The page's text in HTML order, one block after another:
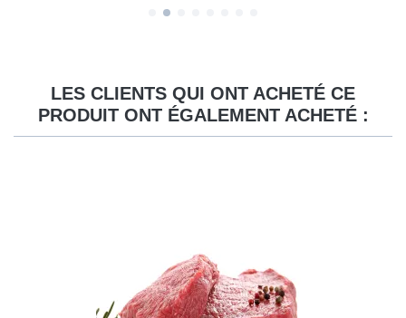
LES CLIENTS QUI ONT ACHETÉ CE
PRODUIT ONT ÉGALEMENT ACHETÉ :